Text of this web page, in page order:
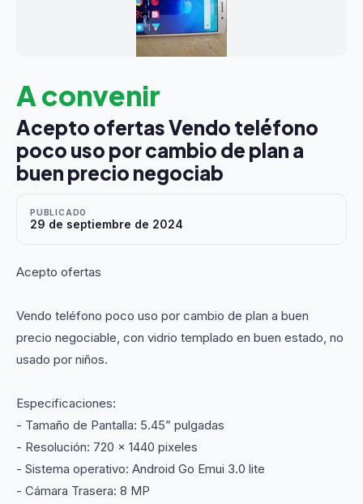
A convenir
Acepto ofertas Vendo teléfono
poco uso por cambio de plan a
buen precio negociab
PUBLICADO
29 de septiembre de 2024
Acepto ofertas
Vendo teléfono poco uso por cambio de plan a buen
precio negociable, con vidrio templado en buen estado, no
usado por niños.
Especificaciones:
- Tamaño de Pantalla: 5.45” pulgadas
- Resolución: 720 x 1440 pixeles
- Sistema operativo: Android Go Emui 3.0 lite
- Cámara Trasera: 8 MP